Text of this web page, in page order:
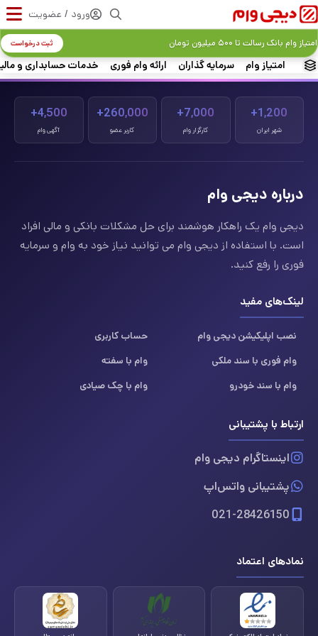
ورود / عضویت
امتیاز وام سرمایه گذاران ارائه وام فوری خدمات حسابداری و
امتیاز وام بانک رسالت تا ۵۰۰ میلیون تومان ثبت درخواست
1,200+
شهر ایران
7,000+
کارگزار وام
260,000+
کاربر عضو
4,500+
آگهی وام
درباره دیجی وام
دیجی وام یک راهکار هوشمند برای حل مشکلات بانکی و مالی افراد
است. با استفاده از دیجی وام می توانید نیاز خود به وام و سرمایه
فوری را رفع کنید.
لینک‌های مفید
نصب اپلیکیشن دیجی وام
حساب کاربری
وام فوری با سند ملکی
وام با سفته
وام با سند خودرو
وام با چک صیادی
ارتباط با پشتیبانی
اینستاگرام دیجی وام
پشتیبانی واتس‌اپ
021-28426150
نمادهای اعتماد